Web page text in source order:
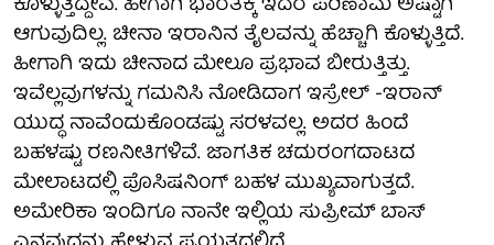
ಆಗುವುದಿಲ್ಲ. ಚೀನಾ ಇರಾನಿನ ತೈಲವನ್ನು ಹೆಚ್ಚಾಗಿ ಕೊಳ್ಳುತ್ತಿದೆ.
ಹೀಗಾಗಿ ಇದು ಚೀನಾದ ಮೇಲೂ ಪ್ರಭಾವ ಬೀರುತ್ತಿತ್ತು.
ಇವೆಲ್ಲವುಗಳನ್ನು ಗಮನಿಸಿ ನೋಡಿದಾಗ ಇಸ್ರೇಲ್ -ಇರಾನ್
ಯುದ್ಧ ನಾವೆಂದುಕೊಂಡಷ್ಟು ಸರಳವಲ್ಲ. ಅದರ ಹಿಂದೆ
ಬಹಳಷ್ಟು ರಣನೀತಿಗಳಿವೆ. ಜಾಗತಿಕ ಚದುರಂಗದಾಟದ
ಮೇಲಾಟದಲ್ಲಿ ಪೊಸಿಷನಿಂಗ್ ಬಹಳ ಮುಖ್ಯವಾಗುತ್ತದೆ.
ಅಮೇರಿಕಾ ಇಂದಿಗೂ ನಾನೇ ಇಲ್ಲಿಯ ಸುಪ್ರೀಮ್ ಬಾಸ್